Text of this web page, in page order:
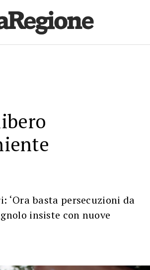
‘Ora basta persecuzioni da
insiste con nuove